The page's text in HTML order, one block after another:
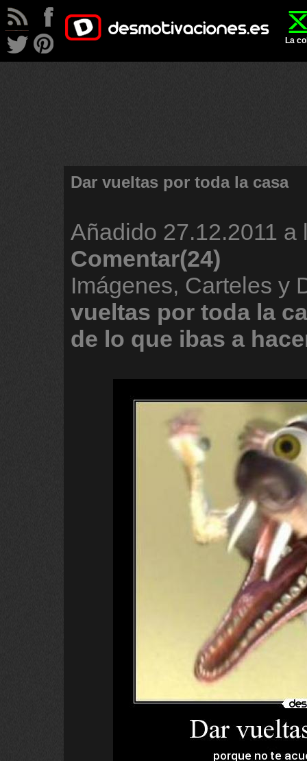
La
Dar vueltas por toda la casa
Añadido 27.12.2011 a
Comentar(24)
Imágenes, Carteles y
vueltas por toda la
de lo que ibas a